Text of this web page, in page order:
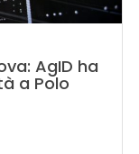
AgID ha
a Polo